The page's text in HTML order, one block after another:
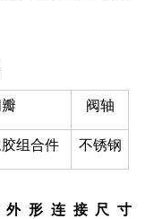
阀轴
组合件 不锈钢
外形连接尺寸